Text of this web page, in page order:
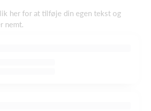
her for at tilføje din egen tekst og
nemt.